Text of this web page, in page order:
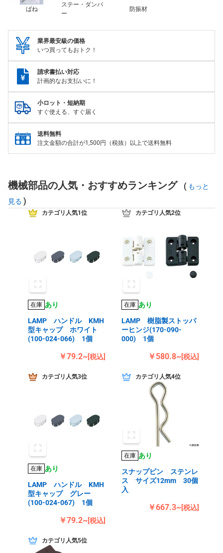
ばね
ステー・ダンパ
ー
防振材
業界最安級の価格
いつ買ってもおトク！
請求書払い対応
計画的なお支払いに！
小ロット・短納期
すぐ使える、すぐ届く
送料無料
注文金額の合計が1,500円（税抜）以上で送料無料
機械部品の人気・おすすめランキング ( もっと
見る )
カテゴリ人気1位
在庫 あり
LAMP ハンドル KMH
型キャップ ホワイト
(100-024-066) 1個
￥79.2~[税込]
カテゴリ人気2位
在庫 あり
LAMP 樹脂製ストッパ
ーヒンジ(170-090-
000) 1個
￥580.8~[税込]
カテゴリ人気3位
在庫 あり
LAMP ハンドル KMH
型キャップ グレー
(100-024-067) 1個
￥79.2~[税込]
カテゴリ人気4位
在庫 あり
スナップピン ステンレ
ス サイズ12mm 30個
入
￥667.3~[税込]
カテゴリ人気5位